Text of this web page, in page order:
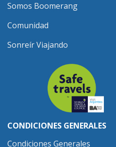
Somos Boomerang
Comunidad
Sonreír Viajando
CONDICIONES GENERALES
Condiciones Generales